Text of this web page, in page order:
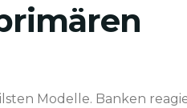
Modelle. Banken